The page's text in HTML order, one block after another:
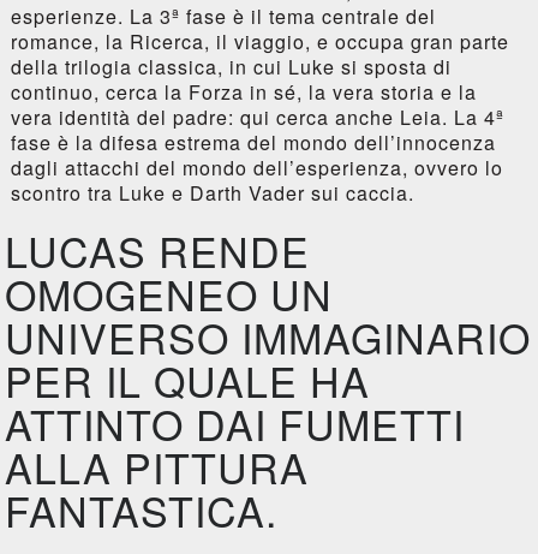
esperienze. La 3ª fase è il tema centrale del
romance, la Ricerca, il viaggio, e occupa gran parte
della trilogia classica, in cui Luke si sposta di
continuo, cerca la Forza in sé, la vera storia e la
vera identità del padre: qui cerca anche Leia. La 4ª
fase è la difesa estrema del mondo dell’innocenza
dagli attacchi del mondo dell’esperienza, ovvero lo
scontro tra Luke e Darth Vader sui caccia.
LUCAS RENDE
OMOGENEO UN
UNIVERSO IMMAGINARIO
PER IL QUALE HA
ATTINTO DAI FUMETTI
ALLA PITTURA
FANTASTICA.